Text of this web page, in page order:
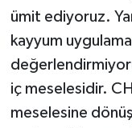
ümit ediyoruz.
kayyum
iç meselesidir.
meselesine